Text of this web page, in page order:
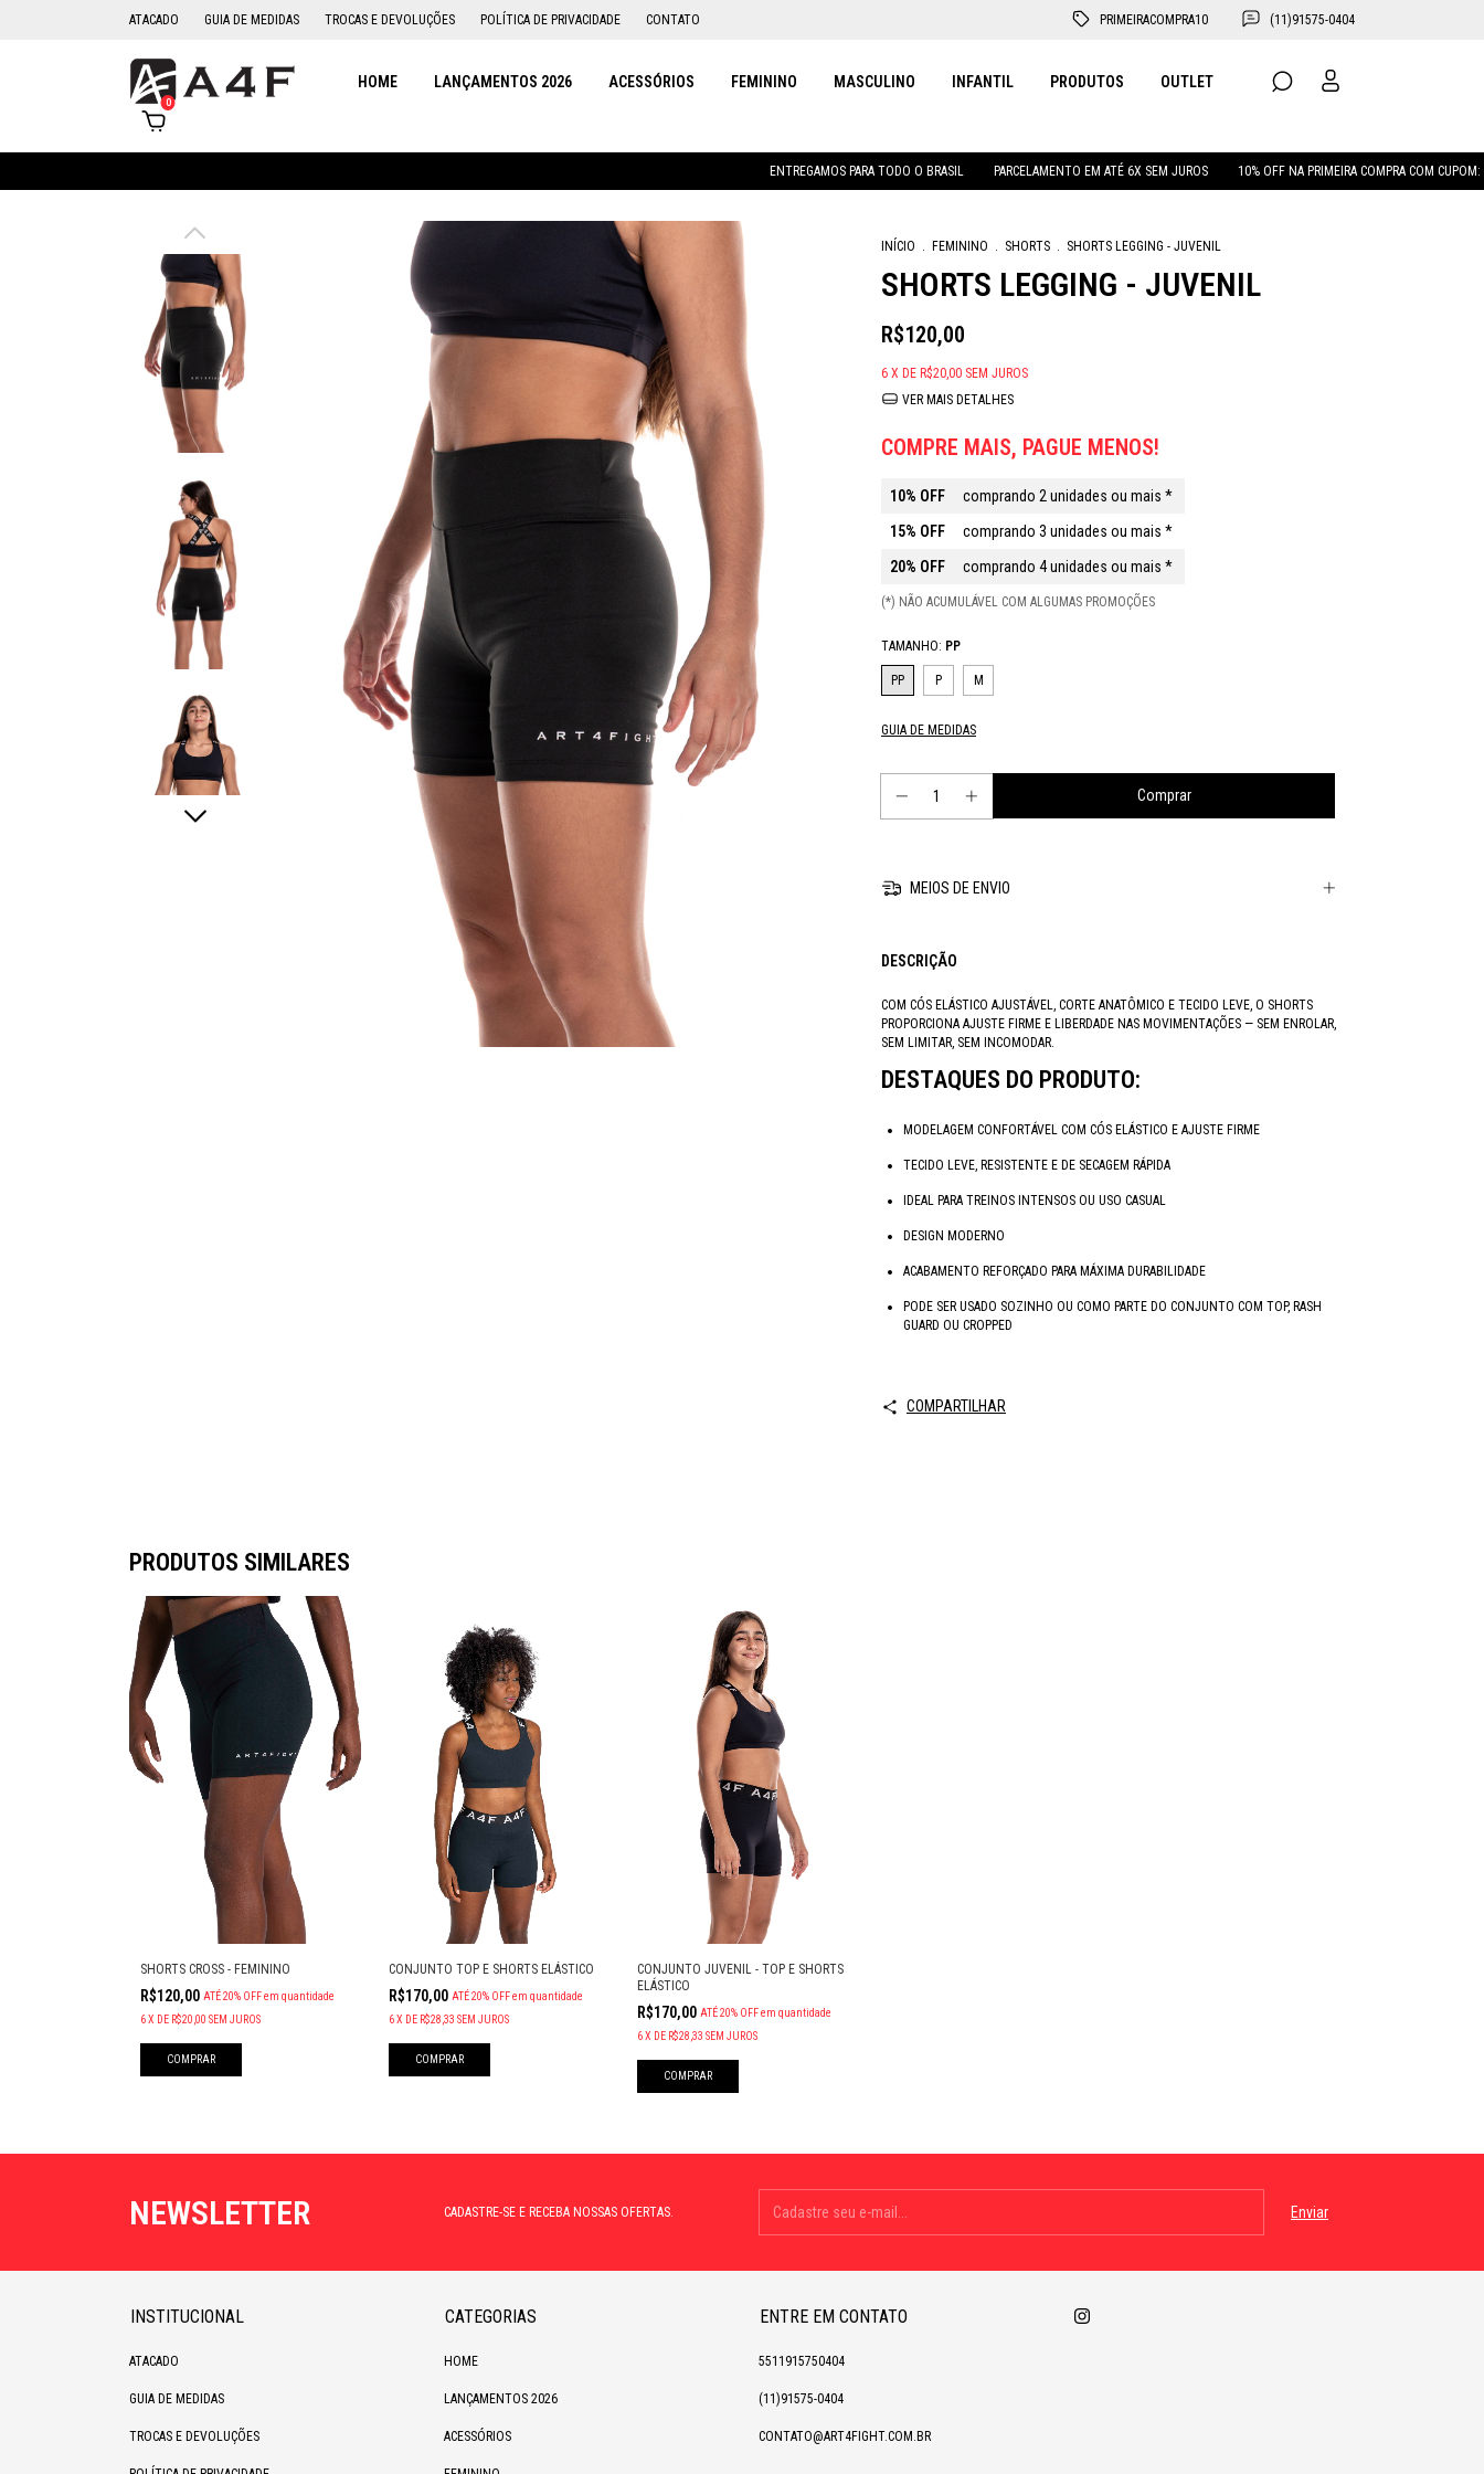
ATACADO GUIA DE MEDIDAS TROCAS E DEVOLUÇÕES POLÍTICA DE PRIVACIDADE CONTATO PRIMEIRACOMPRA10 (11)91575-0404
HOME LANÇAMENTOS 2026 ACESSÓRIOS FEMININO MASCULINO INFANTIL PRODUTOS OUTLET
0
ENTREGAMOS PARA TODO O BRASIL PARCELAMENTO EM ATÉ 6X SEM JUROS 10% OFF NA PRIMEIRA COMPRA COM CUPOM:
INÍCIO FEMININO SHORTS SHORTS LEGGING - JUVENIL
SHORTS LEGGING - JUVENIL
R$120,00
6 X DE R$20,00 SEM JUROS
VER MAIS DETALHES
COMPRE MAIS, PAGUE MENOS!
10% OFF
comprando 2 unidades ou mais *
15% OFF
comprando 3 unidades ou mais *
20% OFF
comprando 4 unidades ou mais *
(*) NÃO ACUMULÁVEL COM ALGUMAS PROMOÇÕES
TAMANHO: PP
PP P M
GUIA DE MEDIDAS
MEIOS DE ENVIO
DESCRIÇÃO
COM CÓS ELÁSTICO AJUSTÁVEL, CORTE ANATÔMICO E TECIDO LEVE, O SHORTS
PROPORCIONA AJUSTE FIRME E LIBERDADE NAS MOVIMENTAÇÕES — SEM ENROLAR,
SEM LIMITAR, SEM INCOMODAR.
DESTAQUES DO PRODUTO:
MODELAGEM CONFORTÁVEL COM CÓS ELÁSTICO E AJUSTE FIRME
TECIDO LEVE, RESISTENTE E DE SECAGEM RÁPIDA
IDEAL PARA TREINOS INTENSOS OU USO CASUAL
DESIGN MODERNO
ACABAMENTO REFORÇADO PARA MÁXIMA DURABILIDADE
PODE SER USADO SOZINHO OU COMO PARTE DO CONJUNTO COM TOP, RASH
GUARD OU CROPPED
COMPARTILHAR
PRODUTOS SIMILARES
SHORTS CROSS - FEMININO
R$120,00 ATÉ 20% OFFem quantidade
6X DE R$20,00 SEM JUROS
COMPRAR
CONJUNTO TOP E SHORTS ELÁSTICO
R$170,00 ATÉ 20% OFFem quantidade
6X DE R$28,33 SEM JUROS
COMPRAR
CONJUNTO JUVENIL - TOP E SHORTS
ELÁSTICO
R$170,00 ATÉ 20% OFFem quantidade
6X DE R$28,33 SEM JUROS
COMPRAR
NEWSLETTER CADASTRE-SE E RECEBA NOSSAS OFERTAS.
INSTITUCIONAL
ATACADO
GUIA DE MEDIDAS
TROCAS E DEVOLUÇÕES
CATEGORIAS
HOME
LANÇAMENTOS 2026
ACESSÓRIOS
ENTRE EM CONTATO
5511915750404
(11)91575-0404
CONTATO@ART4FIGHT.COM.BR